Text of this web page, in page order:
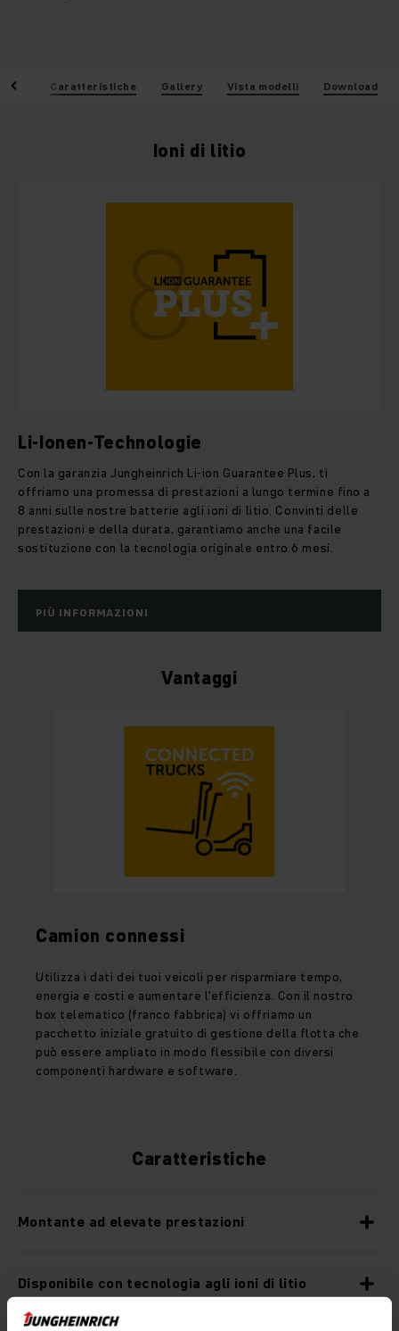
Caratteristiche Gallery Vista modelli Download
Ioni di litio
Li-Ionen-Technologie
Con la garanzia Jungheinrich Li-ion Guarantee Plus, ti
offriamo una promessa di prestazioni a lungo termine fino a
8 anni sulle nostre batterie agli ioni di litio. Convinti delle
prestazioni e della durata, garantiamo anche una facile
sostituzione con la tecnologia originale entro 6 mesi.
PIÙ INFORMAZIONI
Vantaggi
Camion connessi
Utilizza i dati dei tuoi veicoli per risparmiare tempo,
energia e costi e aumentare l’efficienza. Con il nostro
box telematico (franco fabbrica) vi offriamo un
pacchetto iniziale gratuito di gestione della flotta che
può essere ampliato in modo flessibile con diversi
componenti hardware e software.
Caratteristiche
Montante ad elevate prestazioni
Disponibile con tecnologia agli ioni di litio